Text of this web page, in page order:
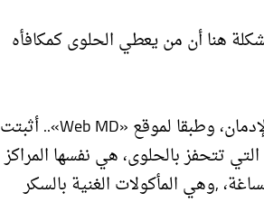
هنا أن من يعطي الحلوى كمكافأه
ما لا يعرفه الكثيرون أن إعطاء الطفل الحلوى الكثيرة، ما هو إلا فتح لباب من أبواب الإدمان، وطبقا لموقع «Web MD».. أثبتت
تتحفز بالحلوى، هي نفسها المراكز
,وهي المأكولات الغنية بالسكر